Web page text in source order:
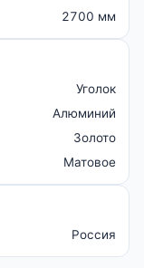
2700 мм
Уголок
Алюминий
Золото
Матовое
Россия